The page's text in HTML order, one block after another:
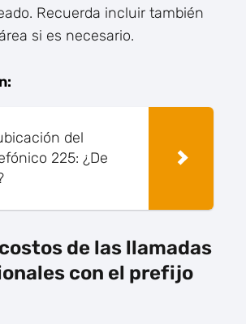
Recuerda incluir también
si es necesario.
del
225: ¿De
de las llamadas
con el prefijo